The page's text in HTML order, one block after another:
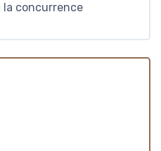
la concurrence